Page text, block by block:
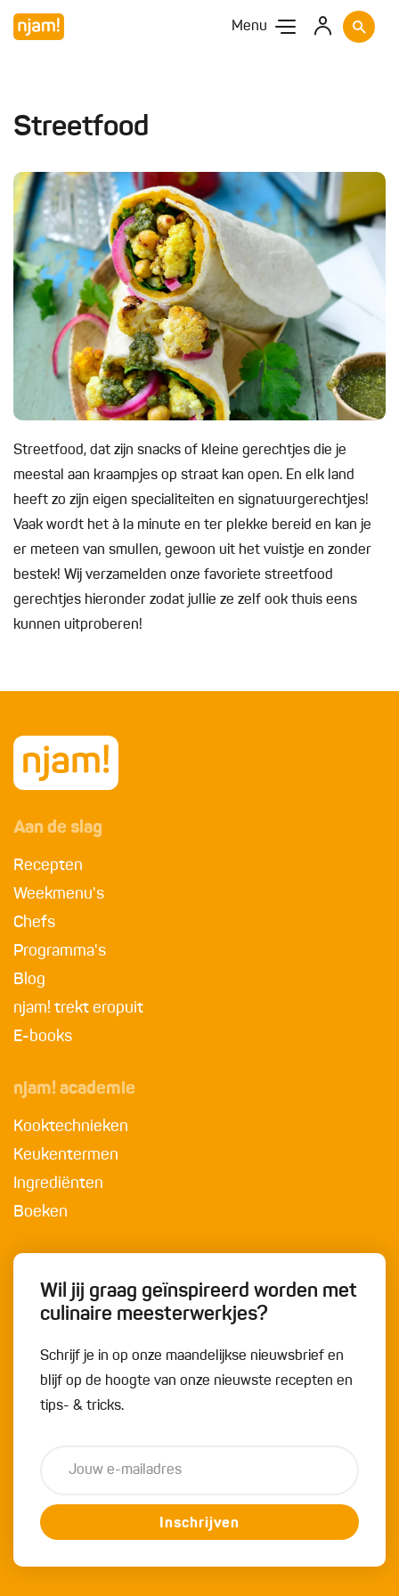
Menu
Streetfood
Streetfood, dat zijn snacks of kleine gerechtjes die je
meestal aan kraampjes op straat kan open. En elk land
heeft zo zijn eigen specialiteiten en signatuurgerechtjes!
Vaak wordt het à la minute en ter plekke bereid en kan je
er meteen van smullen, gewoon uit het vuistje en zonder
bestek! Wij verzamelden onze favoriete streetfood
gerechtjes hieronder zodat jullie ze zelf ook thuis eens
kunnen uitproberen!
Aan de slag
Recepten
Weekmenu's
Chefs
Programma's
Blog
njam! trekt eropuit
E-books
njam! academie
Kooktechnieken
Keukentermen
Ingrediënten
Boeken
Wil jij graag geïnspireerd worden met
culinaire meesterwerkjes?
Schrijf je in op onze maandelijkse nieuwsbrief en
blijf op de hoogte van onze nieuwste recepten en
tips- & tricks.
Inschrijven